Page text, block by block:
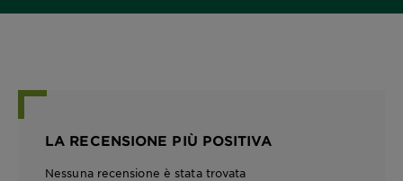
LA RECENSIONE PIÙ POSITIVA
Nessuna recensione è stata trovata